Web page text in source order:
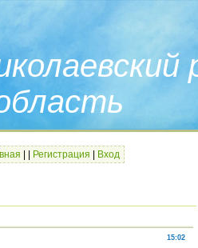
Регистрация Вход
15:02